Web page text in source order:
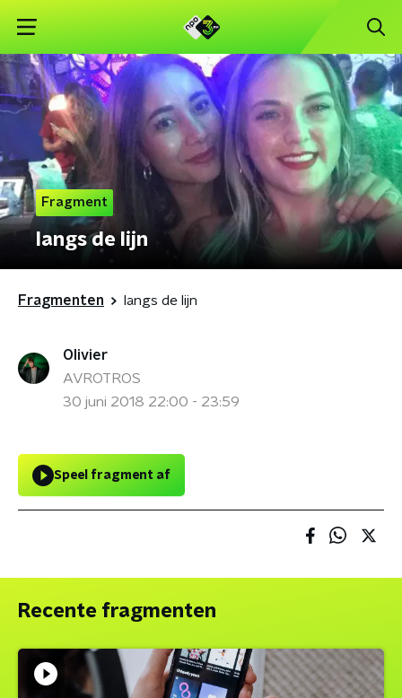
Fragment
langs de lijn
Fragmenten langs de lijn
Olivier
AVROTROS
30 juni 2018 22:00 - 23:59
Speel fragment af
Recente fragmenten